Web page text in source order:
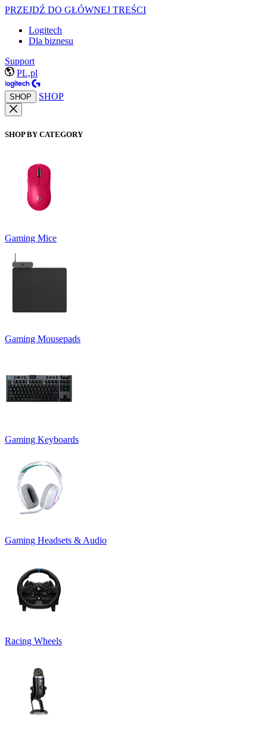
PRZEJDŹ DO GŁÓWNEJ TREŚCI
Logitech
Dla biznesu
Support
PL,pl
SHOP SHOP
SHOP BY CATEGORY
Gaming Mice
Gaming Mousepads
Gaming Keyboards
Gaming Headsets & Audio
Racing Wheels